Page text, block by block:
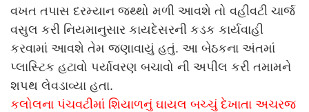
વખત તપાસ દરમ્યાન જથ્થો મળી આવશે તો વહીવટી ચાર્જ
વસુલ કરી નિયમાનુસાર કાયદેસરની કડક કાર્યવાહી
કરવામાં આવશે તેમ જણાવાયું હતું. આ બેઠકના અંતમાં
પ્લાસ્ટિક હટાવો પર્યાવરણ બચાવો ની અપીલ કરી તમામને
શપથ લેવડાવ્યા હતા.
કલોલના પંચવટીમાં શિયાળનું ઘાયલ બચ્ચું દેખાતા અચરજ